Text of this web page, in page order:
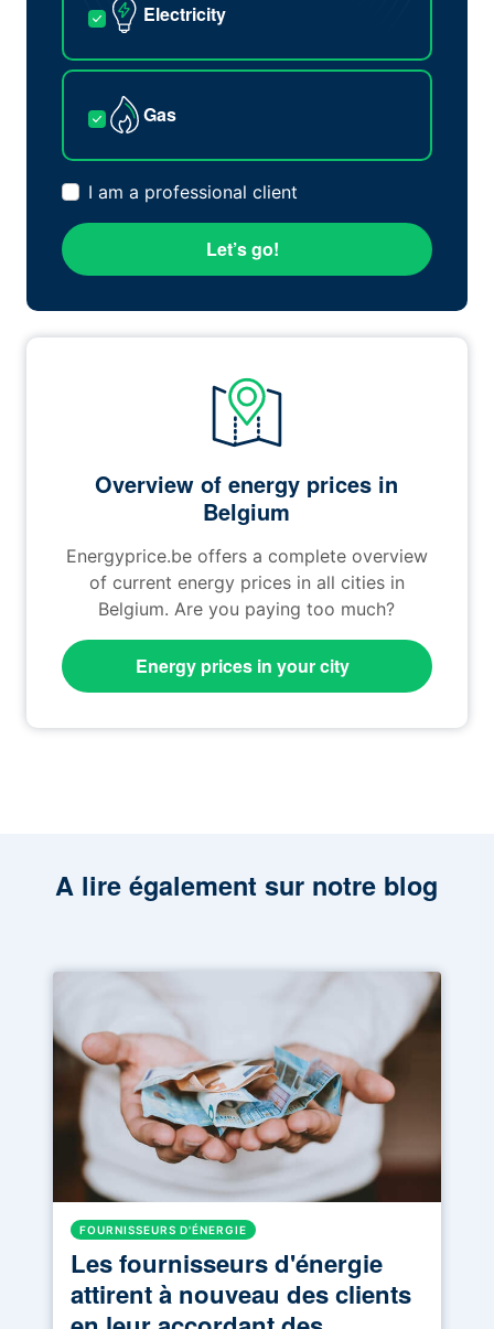
Electricity
Gas
I am a professional client
Let’s go!
Overview of energy prices in
Belgium
Energyprice.be offers a complete overview
of current energy prices in all cities in
Belgium. Are you paying too much?
Energy prices in your city
A lire également sur notre blog
FOURNISSEURS D'ÉNERGIE
Les fournisseurs d'énergie
attirent à nouveau des clients